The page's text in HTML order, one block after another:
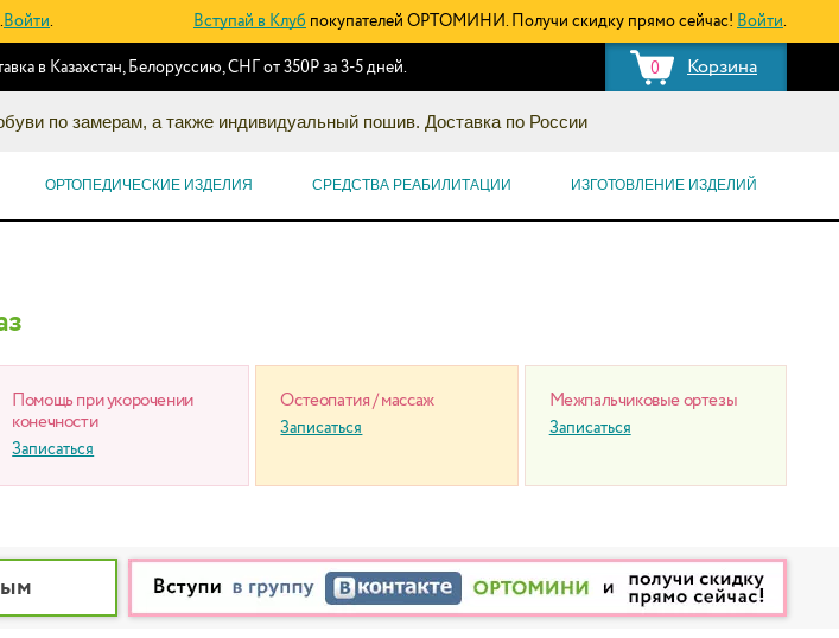
Войти. Вступай в Клуб покупателей ОРТОМИНИ. Получи скидку прямо сейчас! Войти.
0 Корзина
в Казахстан, Белоруссию, СНГ от 350Р за 3-5 дней.
по замерам, а также индивидуальный пошив. Доставка по России
ОРТОПЕДИЧЕСКИЕ ИЗДЕЛИЯ СРЕДСТВА РЕАБИЛИТАЦИИ ИЗГОТОВЛЕНИЕ ИЗДЕЛИЙ
Помощь при укорочении
конечности
Записаться
Остеопатия / массаж
Записаться
Межпальчиковые ортезы
Записаться